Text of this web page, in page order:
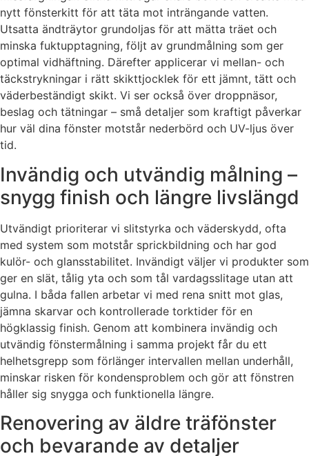
nytt fönsterkitt för att täta mot inträngande vatten.
Utsatta ändträytor grundoljas för att mätta träet och
minska fuktupptagning, följt av grundmålning som ger
optimal vidhäftning. Därefter applicerar vi mellan- och
täckstrykningar i rätt skikttjocklek för ett jämnt, tätt och
väderbeständigt skikt. Vi ser också över droppnäsor,
beslag och tätningar – små detaljer som kraftigt påverkar
hur väl dina fönster motstår nederbörd och UV-ljus över
tid.
Invändig och utvändig målning –
snygg finish och längre livslängd
Utvändigt prioriterar vi slitstyrka och väderskydd, ofta
med system som motstår sprickbildning och har god
kulör- och glansstabilitet. Invändigt väljer vi produkter som
ger en slät, tålig yta och som tål vardagsslitage utan att
gulna. I båda fallen arbetar vi med rena snitt mot glas,
jämna skarvar och kontrollerade torktider för en
högklassig finish. Genom att kombinera invändig och
utvändig fönstermålning i samma projekt får du ett
helhetsgrepp som förlänger intervallen mellan underhåll,
minskar risken för kondensproblem och gör att fönstren
håller sig snygga och funktionella längre.
Renovering av äldre träfönster
och bevarande av detaljer